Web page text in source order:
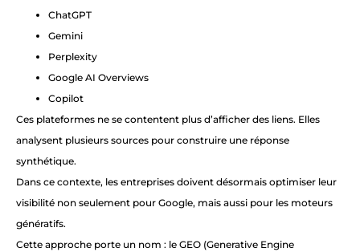
ChatGPT
Gemini
Perplexity
Google AI Overviews
Copilot
Ces plateformes ne se contentent plus d’afficher des liens. Elles
analysent plusieurs sources pour construire une réponse
synthétique.
Dans ce contexte, les entreprises doivent désormais optimiser leur
visibilité non seulement pour Google, mais aussi pour les moteurs
génératifs.
Cette approche porte un nom : le GEO (Generative Engine